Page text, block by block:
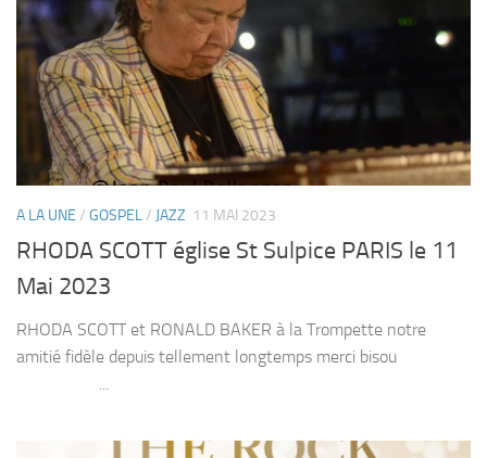
A LA UNE / GOSPEL/ JAZZ 11 MAI 2023
RHODA SCOTT église St Sulpice PARIS le 11
Mai 2023
RHODA SCOTT et RONALD BAKER à la Trompette notre
amitié fidèle depuis tellement longtemps merci bisou
...